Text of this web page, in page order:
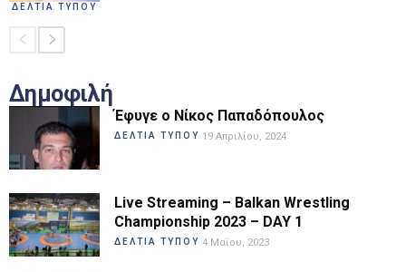
ΔΕΛΤΙΑ ΤΥΠΟΥ
Δημοφιλή
Έφυγε ο Νίκος Παπαδόπουλος
ΔΕΛΤΙΑ ΤΥΠΟΥ 19 Απριλίου, 2024
Live Streaming – Balkan Wrestling
Championship 2023 – DAY 1
ΔΕΛΤΙΑ ΤΥΠΟΥ 4 Μαΐου, 2023